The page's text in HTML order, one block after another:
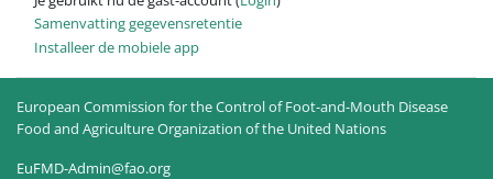
Samenvatting gegevensretentie
Installeer de mobiele app
European Commission for the Control of Foot-and-Mouth Disease
Food and Agriculture Organization of the United Nations
EuFMD-Admin@fao.org